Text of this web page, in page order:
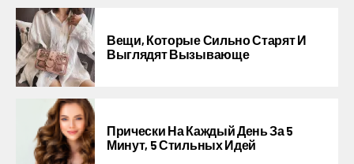
Вещи, Которые Сильно Старят И
Выглядят Вызывающе
Прически На Каждый День За 5
Минут, 5 Стильных Идей